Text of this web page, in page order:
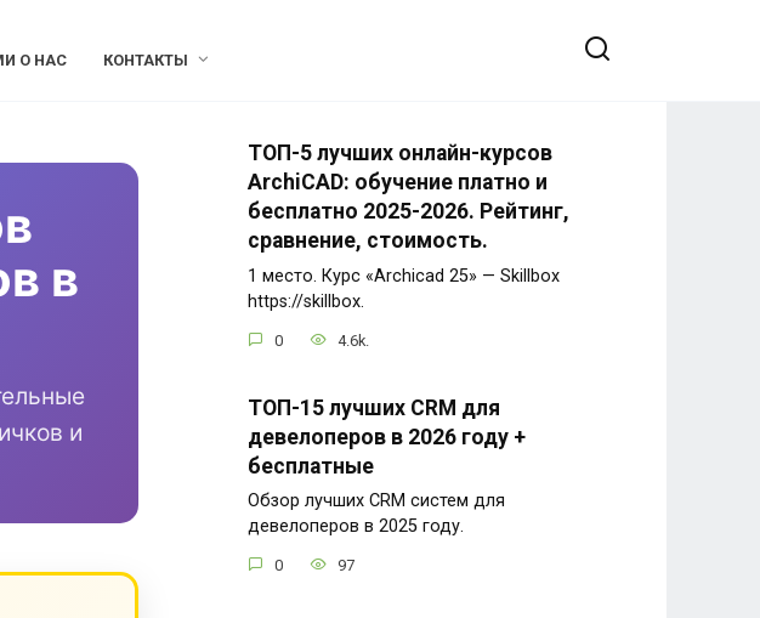
О НАС КОНТАКТЫ
в
и
ТОП-5 лучших онлайн-курсов
ArchiCAD: обучение платно и
бесплатно 2025-2026. Рейтинг,
сравнение, стоимость.
1 место. Курс «Archicad 25» — Skillbox
https://skillbox.
0 4.6k.
ТОП-15 лучших CRM для
девелоперов в 2026 году +
бесплатные
Обзор лучших CRM систем для
девелоперов в 2025 году.
0 97